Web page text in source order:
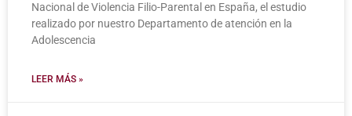
Nacional de Violencia Filio-Parental en España, el estudio
realizado por nuestro Departamento de atención en la
Adolescencia
LEER MÁS »